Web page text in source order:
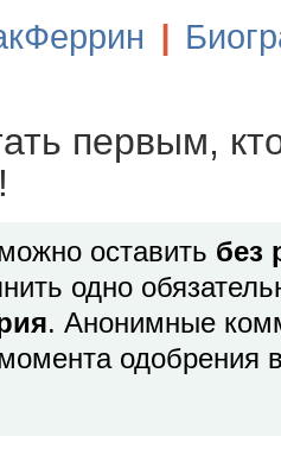
|
первым,
оставить без
одно
. Анонимные
одобрения